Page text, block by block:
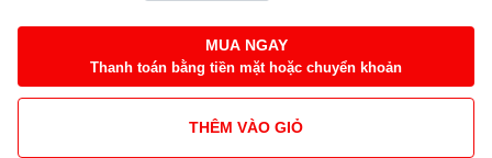
MUA NGAY
Thanh toán bằng tiền mặt hoặc chuyển khoản
THÊM VÀO GIỎ